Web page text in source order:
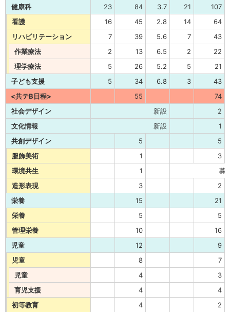
健康科
23 84 3.7 21
107
看護
16 45 2.8 14
64
リハビリテーション
7 39 5.6 7
43
作業療法
2 13 6.5 2
22
理学療法
5 26 5.2 5
21
子ども支援
5 34 6.8 3
43
<共テB日程>
55
74
社会デザイン
新設
2
文化情報
新設
1
共創デザイン
5
5
服飾美術
1
3
環境共生
1
募
造形表現
3
2
栄養
15
21
栄養
5
5
管理栄養
10
16
児童
12
9
児童
8
7
児童
4
3
育児支援
4
4
初等教育
4
2